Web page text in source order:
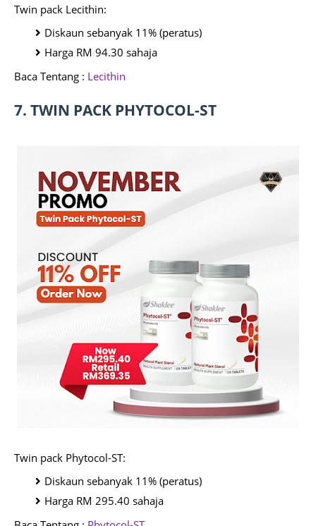
Twin pack Lecithin:
Diskaun sebanyak 11% (peratus)
Harga RM 94.30 sahaja
Baca Tentang : Lecithin
7. TWIN PACK PHYTOCOL-ST
Twin pack Phytocol-ST:
Diskaun sebanyak 11% (peratus)
Harga RM 295.40 sahaja